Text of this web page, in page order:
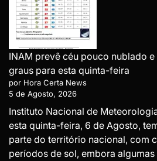
INAM prevê céu pouco nublado
graus para esta quinta-feira
por Hora Certa News
5 de Agosto, 2026
Instituto Nacional de
esta quinta-feira, 6 de Agosto,
parte do território nacional, com
períodos de sol, embora